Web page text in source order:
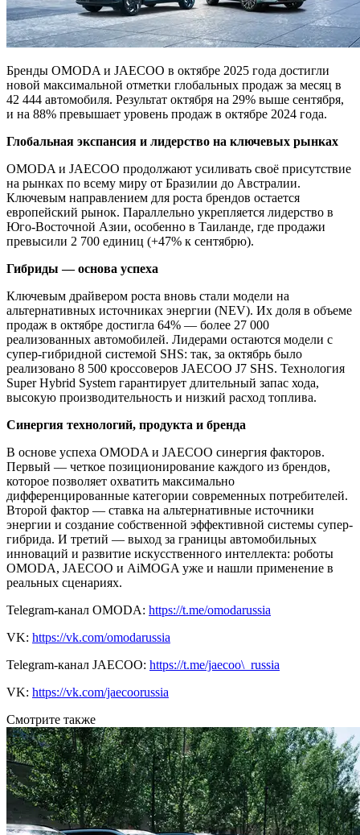
Бренды OMODA и JAECOO в октябре 2025 года достигли
новой максимальной отметки глобальных продаж за месяц в
42 444 автомобиля. Результат октября на 29% выше сентября,
и на 88% превышает уровень продаж в октябре 2024 года.
Глобальная экспансия и лидерство на ключевых рынках
OMODA и JAECOO продолжают усиливать своё присутствие
на рынках по всему миру от Бразилии до Австралии.
Ключевым направлением для роста брендов остается
европейский рынок. Параллельно укрепляется лидерство в
Юго-Восточной Азии, особенно в Таиланде, где продажи
превысили 2 700 единиц (+47% к сентябрю).
Гибриды — основа успеха
Ключевым драйвером роста вновь стали модели на
альтернативных источниках энергии (NEV). Их доля в объеме
продаж в октябре достигла 64% — более 27 000
реализованных автомобилей. Лидерами остаются модели с
супер-гибридной системой SHS: так, за октябрь было
реализовано 8 500 кроссоверов JAECOO J7 SHS. Технология
Super Hybrid System гарантирует длительный запас хода,
высокую производительность и низкий расход топлива.
Синергия технологий, продукта и бренда
В основе успеха OMODA и JAECOO синергия факторов.
Первый — четкое позиционирование каждого из брендов,
которое позволяет охватить максимально
дифференцированные категории современных потребителей.
Второй фактор — ставка на альтернативные источники
энергии и создание собственной эффективной системы супер-
гибрида. И третий — выход за границы автомобильных
инноваций и развитие искусственного интеллекта: роботы
OMODA, JAECOO и AiMOGA уже и нашли применение в
реальных сценариях.
Telegram-канал OMODA: https://t.me/omodarussia
VK: https://vk.com/omodarussia
Telegram-канал JAECOO: https://t.me/jaecoo\_russia
VK: https://vk.com/jaecoorussia
Смотрите также